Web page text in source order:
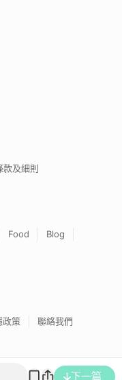
下一篇
款及細則
Food
Blog
政策 聯絡我們